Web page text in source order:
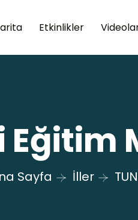
Etkinlikler
Eğitim
Sayfa İller